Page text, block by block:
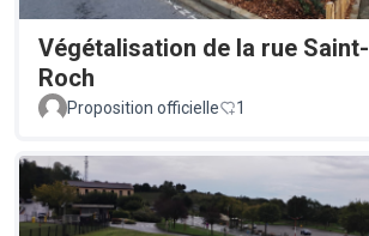
Végétalisation de la rue Saint-
Roch
Proposition officielle 1